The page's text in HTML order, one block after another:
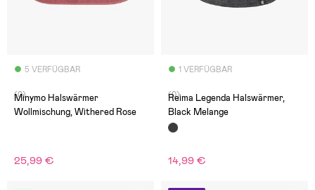
5 VERFÜGBAR
(0)
Minymo Halswärmer
Wollmischung, Withered Rose
25,99 €
1 VERFÜGBAR
(0)
Reima Legenda Halswärmer,
Black Melange
14,99 €